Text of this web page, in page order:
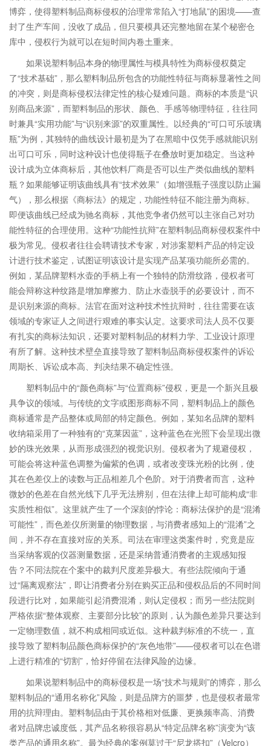
博弈，使得塑料制品商标侵权的治理常常陷入“打地鼠”的困境——查
封了生产车间，没收了成品，但只要模具还完整地留在某个秘密仓
库中，侵权行为就可以在短时间内卷土重来。
如果说塑料制品本身的物理属性与模具特性为商标侵权奠定
了“技术基础”，那么塑料制品所包含的功能性特征与商标显著性之间
的冲突，则是商标侵权法律定性的核心疑难问题。商标的本质是“识
别商品来源”，而塑料制品的形状、颜色、手感等物理特征，往往同
时兼具“实用功能”与“识别来源”的双重属性。以经典的“可口可乐玻璃
瓶”为例，其独特的曲线设计最初是为了在黑暗中仅凭手感就能识别
出可口可乐，同时这种设计也使得瓶子在叠放时更加稳定。当这种
设计成为立体商标后，其他饮料厂商是否可以生产类似曲线的塑料
瓶？如果能够证明该曲线具有“技术效果”（如增强瓶子强度以防止漏
气），那么根据《商标法》的规定，功能性特征不能注册为商标。
即便该曲线已经成为驰名商标，其他竞争者仍然可以主张自己对功
能性特征的合理使用。这种“功能性抗辩”在塑料制品商标侵权案件中
极为常见。侵权者往往会聘请技术专家，对涉案塑料产品的特定设
计进行技术鉴定，试图证明该设计是实现产品某项功能所必需的。
例如，某品牌塑料水壶的手柄上有一个独特的防滑纹路，侵权者可
能会辩称这种纹路是增加摩擦力、防止水壶脱手的必要设计，而不
是识别来源的商标。法官在面对这种技术性抗辩时，往往需要在该
领域的专家证人之间进行艰难的事实认定。这要求司法人员不仅要
有扎实的商标法知识，还要对塑料制品的材料力学、工业设计原理
有所了解。这种技术壁垒直接导致了塑料制品商标侵权案件的诉讼
周期长、诉讼成本高、判决结果不确定性强。
塑料制品中的“颜色商标”与“位置商标”侵权，更是一个新兴且极
具争议的领域。与传统的文字或图形商标不同，塑料制品上的颜色
商标通常是产品整体或局部的特定颜色。例如，某知名品牌的塑料
收纳箱采用了一种独有的“克莱因蓝”，这种蓝色在光照下会呈现出微
妙的珠光效果，从而形成强烈的视觉识别。侵权者为了规避侵权，
可能会将这种蓝色调整为偏紫的色调，或者改变珠光粉的比例，使
其在色差仪上的读数与正品相差几个色阶。对于消费者而言，这种
微妙的色差在自然光线下几乎无法辨别，但在法律上却可能构成“非
实质性相似”。这里就产生了一个深刻的悖论：商标法保护的是“混淆
可能性”，而色差仪所测量的物理数据，与消费者感知上的“混淆”之
间，并不存在直接对应的关系。司法在审理这类案件时，究竟是应
当采纳客观的仪器测量数据，还是采纳普通消费者的主观感知报
告？不同法院在个案中的裁判尺度差异极大。有些法院倾向于通
过“隔离观察法”，即让消费者分别在购买正品和侵权品后的不同时间
段进行比对，如果能引起消费混淆，则认定侵权；而另一些法院则
严格依据“整体观察、主要部分比较”的原则，认为颜色差异只要达到
一定物理数值，就不构成相同或近似。这种裁判标准的不统一，直
接导致了塑料制品颜色商标保护的“灰色地带”——侵权者可以在色谱
上进行精准的“切割”，恰好停留在法律风险的边缘。
如果说塑料制品中的商标侵权是一场“技术与规则”的博弈，那么
塑料制品的“通用名称化”风险，则是品牌方的噩梦，也是侵权者最常
用的抗辩理由。塑料制品由于其价格相对低廉、更换频率高、消费
者对品牌忠诚度低，其产品名称很容易从“特定品牌名称”演变为“该
类产品的通用名称”。最为经典的案例莫过于“尼龙搭扣”（Velcro）